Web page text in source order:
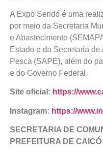
A Expo Seridó é uma
por meio da Secretaria
e Abastecimento
Estado e da Secretaria
Pesca (SAPE), além do
e do Governo Federal.
Site oficial: https://
Instagram: https://
SECRETARIA DE
PREFEITURA DE